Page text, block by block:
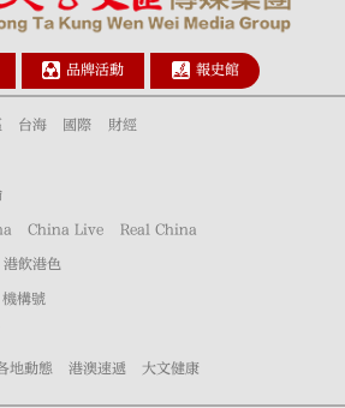
品牌活動 報史館
台海 國際 財經
China Live Real China
港飲港色
機構號
地動態 港澳速遞 大文健康